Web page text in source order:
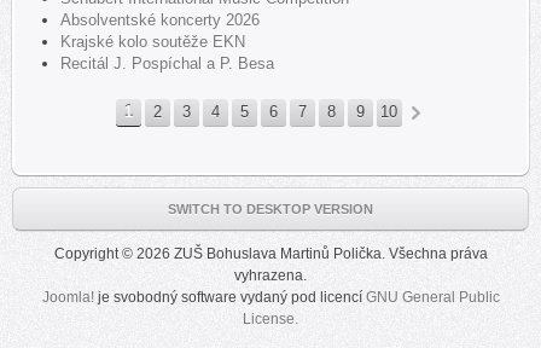
Absolventské koncerty 2026
Krajské kolo soutěže EKN
Recitál J. Pospíchal a P. Besa
1 2 3 4 5 6 7 8 9 10
SWITCH TO DESKTOP VERSION
Copyright © 2026 ZUŠ Bohuslava Martinů Polička. Všechna práva
vyhrazena.
Joomla!je svobodný software vydaný pod licencí GNU General Public
License.